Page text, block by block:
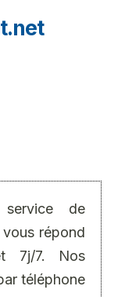
de
répond
7j/7. Nos
téléphone